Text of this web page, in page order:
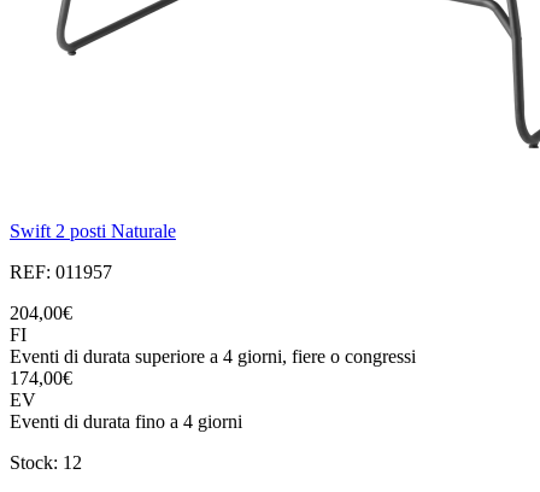
Swift 2 posti Naturale
REF: 011957
204,00€
FI
Eventi di durata superiore a 4 giorni, fiere o congressi
174,00€
EV
Eventi di durata fino a 4 giorni
Stock: 12